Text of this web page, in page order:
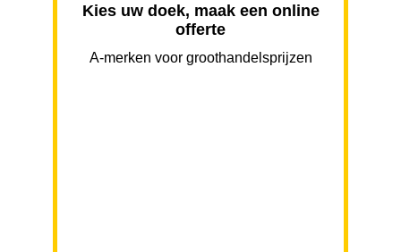
Kies uw doek, maak een online
offerte
A-merken voor groothandelsprijzen